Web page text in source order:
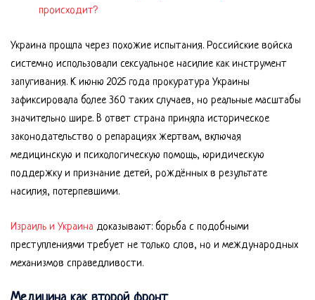
происходит?
Украина прошла через похожие испытания. Российские войска
системно использовали сексуальное насилие как инструмент
запугивания. К июню 2025 года прокуратура Украины
зафиксировала более 360 таких случаев, но реальные масштабы
значительно шире. В ответ страна приняла историческое
законодательство о репарациях жертвам, включая
медицинскую и психологическую помощь, юридическую
поддержку и признание детей, рождённых в результате
насилия, потерпевшими.
Израиль и Украина доказывают: борьба с подобными
преступлениями требует не только слов, но и международных
механизмов справедливости.